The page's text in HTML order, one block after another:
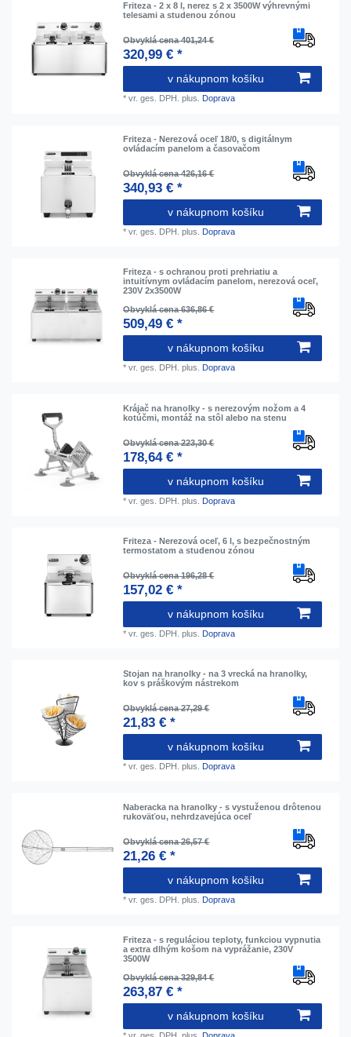
Friteza - 2 x 8 l, nerez s 2 x 3500W výhrevnými
telesami a studenou zónou
Obvyklá cena 401,24 €
320,99 € *
v nákupnom košíku
*vr. ges. DPH. plus. Doprava
Friteza - Nerezová oceľ 18/0, s digitálnym
ovládacím panelom a časovačom
Obvyklá cena 426,16 €
340,93 € *
v nákupnom košíku
*vr. ges. DPH. plus. Doprava
Friteza - s ochranou proti prehriatiu a
intuitívnym ovládacím panelom, nerezová oceľ,
230V 2x3500W
Obvyklá cena 636,86 €
509,49 € *
v nákupnom košíku
*vr. ges. DPH. plus. Doprava
Krájač na hranolky - s nerezovým nožom a 4
kotúčmi, montáž na stôl alebo na stenu
Obvyklá cena 223,30 €
178,64 € *
v nákupnom košíku
*vr. ges. DPH. plus. Doprava
Friteza - Nerezová oceľ, 6 l, s bezpečnostným
termostatom a studenou zónou
Obvyklá cena 196,28 €
157,02 € *
v nákupnom košíku
*vr. ges. DPH. plus. Doprava
Stojan na hranolky - na 3 vrecká na hranolky,
kov s práškovým nástrekom
Obvyklá cena 27,29 €
21,83 € *
v nákupnom košíku
*vr. ges. DPH. plus. Doprava
Naberacka na hranolky - s vystuženou drôtenou
rukoväťou, nehrdzavejúca oceľ
Obvyklá cena 26,57 €
21,26 € *
v nákupnom košíku
*vr. ges. DPH. plus. Doprava
Friteza - s reguláciou teploty, funkciou vypnutia
a extra dlhým košom na vyprážanie, 230V
3500W
Obvyklá cena 329,84 €
263,87 € *
v nákupnom košíku